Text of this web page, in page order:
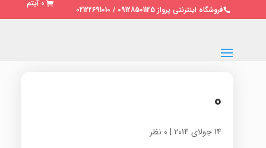
فروشگاه اینترنتی پرواز 09128501125 / 02122691010
0 آیتم
0
14 جولای 2014 | 0 نظر